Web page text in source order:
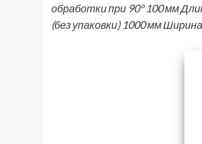
обработки при 90° 100 мм
(без упаковки) 1000 мм